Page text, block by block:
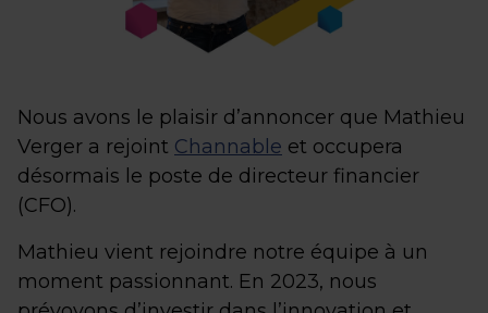
Nous avons le plaisir d’annoncer que Mathieu
Verger a rejoint Channable et occupera
désormais le poste de directeur financier
(CFO).
Mathieu vient rejoindre notre équipe à un
moment passionnant. En 2023, nous